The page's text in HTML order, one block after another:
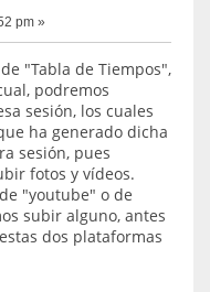
pm »
"Tabla de Tiempos",
podremos
sesión, los cuales
ha generado dicha
sesión, pues
fotos y vídeos.
"youtube" o de
subir alguno, antes
dos plataformas